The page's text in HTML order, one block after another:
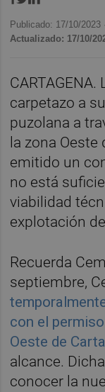
Publicado: 17/10/2023
Actualizado: 17/10/
carpetazo a
puzolana a
la zona
emitido un
no está
viabilidad
explotación
Recuerda
septiembre,
con el
Oeste de
alcance.
conocer la